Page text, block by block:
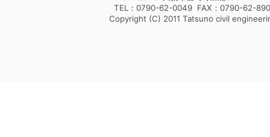
TEL：0790-62-0049 FAX：0790-62-
Copyright (C) 2011 Tatsuno civil